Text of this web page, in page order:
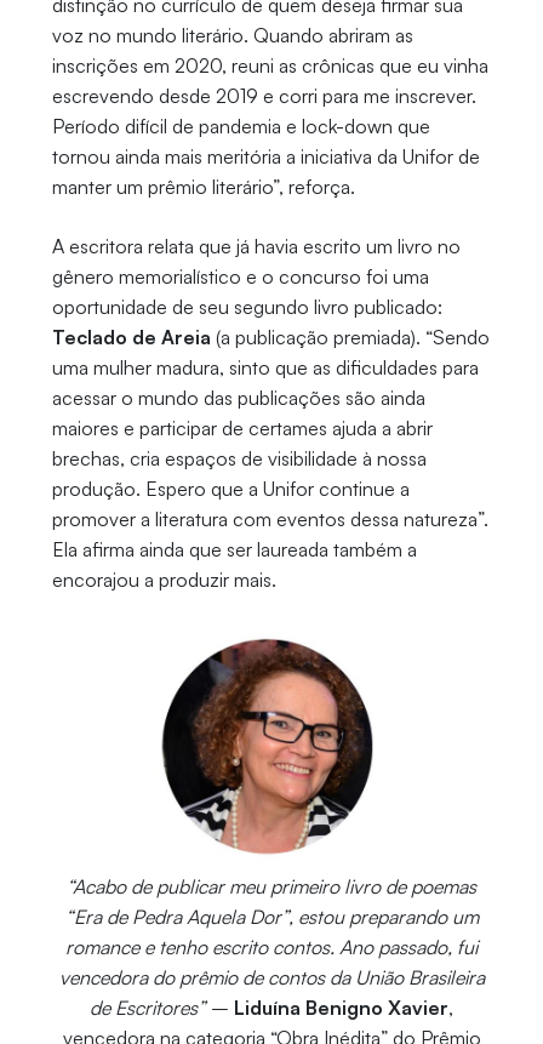
distinção no currículo de quem deseja firmar sua
voz no mundo literário. Quando abriram as
inscrições em 2020, reuni as crônicas que eu vinha
escrevendo desde 2019 e corri para me inscrever.
Período difícil de pandemia e lock-down que
tornou ainda mais meritória a iniciativa da Unifor de
manter um prêmio literário”, reforça.
A escritora relata que já havia escrito um livro no
gênero memorialístico e o concurso foi uma
oportunidade de seu segundo livro publicado:
Teclado de Areia (a publicação premiada). “Sendo
uma mulher madura, sinto que as dificuldades para
acessar o mundo das publicações são ainda
maiores e participar de certames ajuda a abrir
brechas, cria espaços de visibilidade à nossa
produção. Espero que a Unifor continue a
promover a literatura com eventos dessa natureza”.
Ela afirma ainda que ser laureada também a
encorajou a produzir mais.
“Acabo de publicar meu primeiro livro de poemas
“Era de Pedra Aquela Dor”, estou preparando um
romance e tenho escrito contos. Ano passado, fui
vencedora do prêmio de contos da União Brasileira
de Escritores”– Liduína Benigno Xavier,
vencedora na categoria “Obra Inédita” do Prêmio